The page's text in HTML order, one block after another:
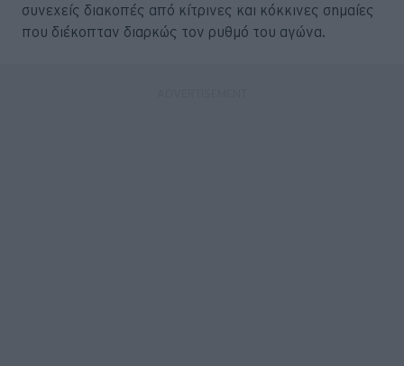
συνεχείς διακοπές από κίτρινες και κόκκινες σημαίες
που διέκοπταν διαρκώς τον ρυθμό του αγώνα.